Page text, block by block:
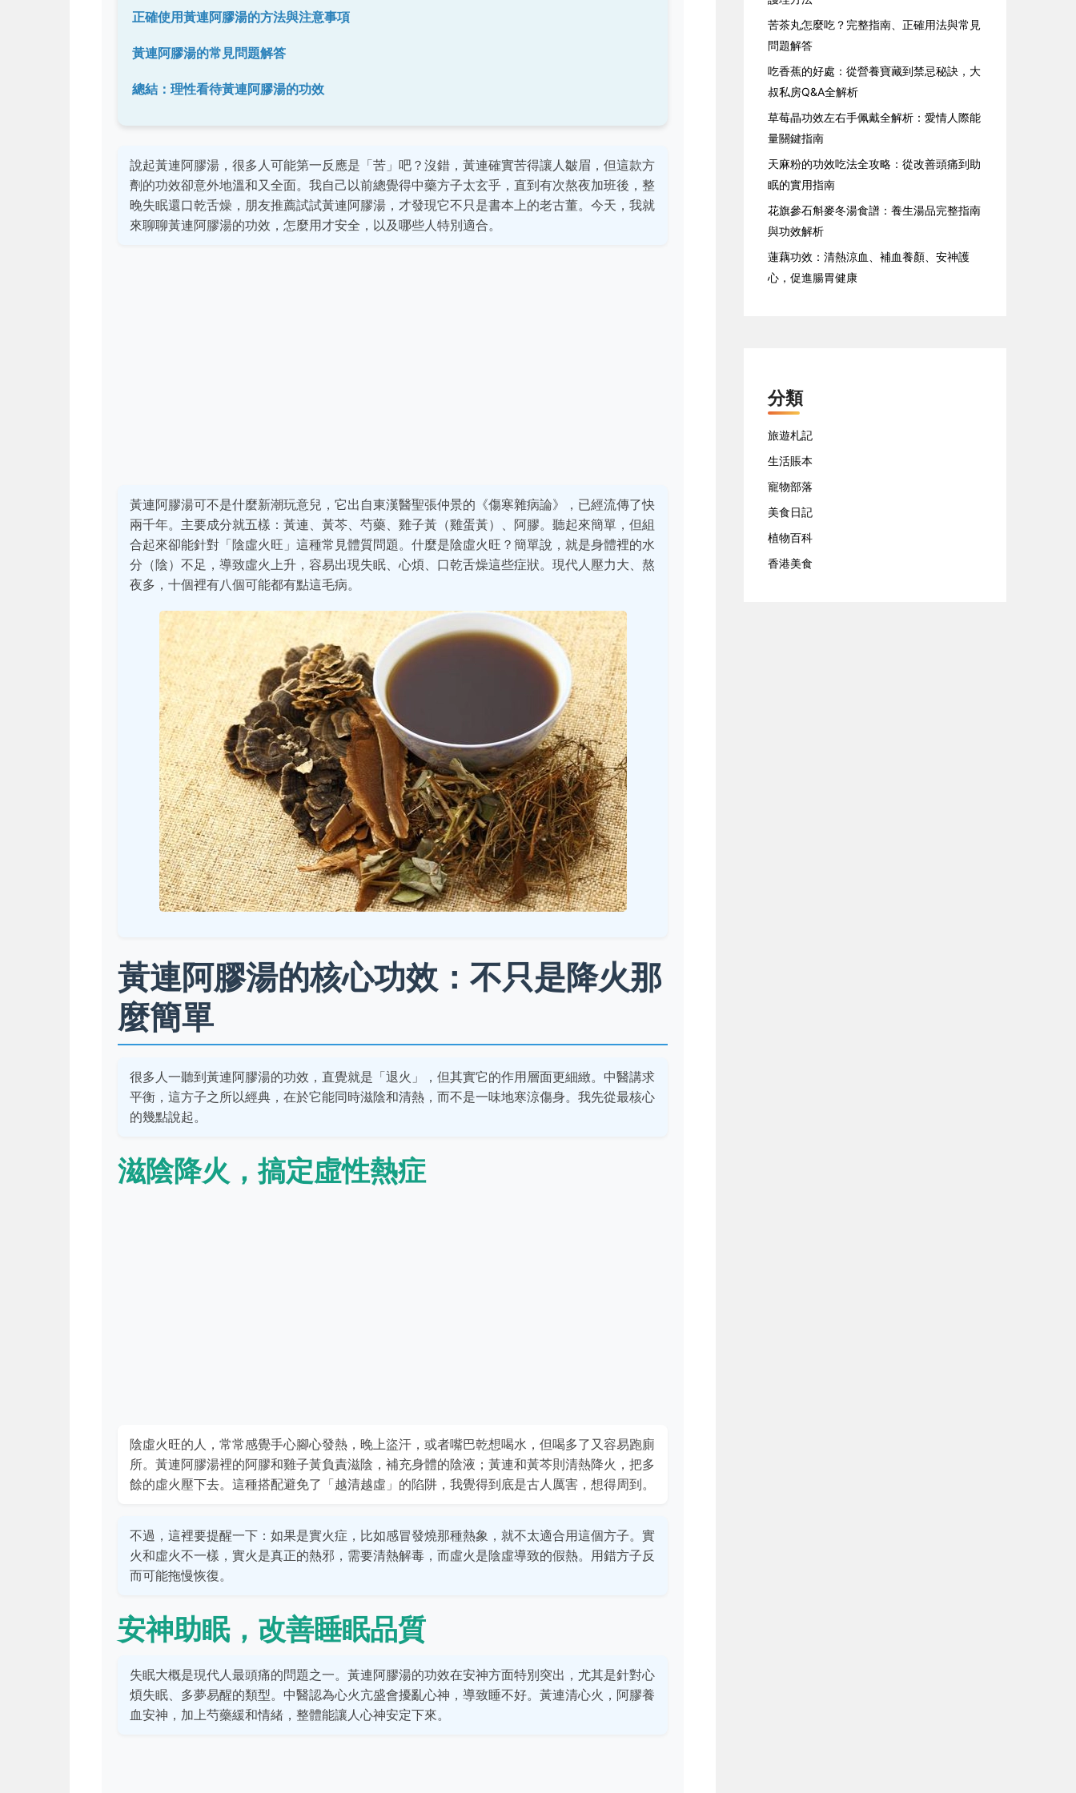
正確使用黃連阿膠湯的方法與注意事項
黃連阿膠湯的常見問題解答
總結：理性看待黃連阿膠湯的功效
說起黃連阿膠湯，很多人可能第一反應是「苦」吧？沒錯，黃連確實苦得讓人皺眉，但這款方
劑的功效卻意外地溫和又全面。我自己以前總覺得中藥方子太玄乎，直到有次熬夜加班後，整
晚失眠還口乾舌燥，朋友推薦試試黃連阿膠湯，才發現它不只是書本上的老古董。今天，我就
來聊聊黃連阿膠湯的功效，怎麼用才安全，以及哪些人特別適合。
黃連阿膠湯可不是什麼新潮玩意兒，它出自東漢醫聖張仲景的《傷寒雜病論》，已經流傳了快
兩千年。主要成分就五樣：黃連、黃芩、芍藥、雞子黃（雞蛋黃）、阿膠。聽起來簡單，但組
合起來卻能針對「陰虛火旺」這種常見體質問題。什麼是陰虛火旺？簡單說，就是身體裡的水
分（陰）不足，導致虛火上升，容易出現失眠、心煩、口乾舌燥這些症狀。現代人壓力大、熬
夜多，十個裡有八個可能都有點這毛病。
黃連阿膠湯的核心功效：不只是降火那
麼簡單
很多人一聽到黃連阿膠湯的功效，直覺就是「退火」，但其實它的作用層面更細緻。中醫講求
平衡，這方子之所以經典，在於它能同時滋陰和清熱，而不是一味地寒涼傷身。我先從最核心
的幾點說起。
滋陰降火，搞定虛性熱症
陰虛火旺的人，常常感覺手心腳心發熱，晚上盜汗，或者嘴巴乾想喝水，但喝多了又容易跑廁
所。黃連阿膠湯裡的阿膠和雞子黃負責滋陰，補充身體的陰液；黃連和黃芩則清熱降火，把多
餘的虛火壓下去。這種搭配避免了「越清越虛」的陷阱，我覺得到底是古人厲害，想得周到。
不過，這裡要提醒一下：如果是實火症，比如感冒發燒那種熱象，就不太適合用這個方子。實
火和虛火不一樣，實火是真正的熱邪，需要清熱解毒，而虛火是陰虛導致的假熱。用錯方子反
而可能拖慢恢復。
安神助眠，改善睡眠品質
失眠大概是現代人最頭痛的問題之一。黃連阿膠湯的功效在安神方面特別突出，尤其是針對心
煩失眠、多夢易醒的類型。中醫認為心火亢盛會擾亂心神，導致睡不好。黃連清心火，阿膠養
血安神，加上芍藥緩和情緒，整體能讓人心神安定下來。
苦茶丸怎麼吃？完整指南、正確用法與常見
問題解答
吃香蕉的好處：從營養寶藏到禁忌秘訣，大
叔私房Q&A全解析
草莓晶功效左右手佩戴全解析：愛情人際能
量關鍵指南
天麻粉的功效吃法全攻略：從改善頭痛到助
眠的實用指南
花旗參石斛麥冬湯食譜：養生湯品完整指南
與功效解析
蓮藕功效：清熱涼血、補血養顏、安神護
心，促進腸胃健康
分類
旅遊札記
生活賬本
寵物部落
美食日記
植物百科
香港美食